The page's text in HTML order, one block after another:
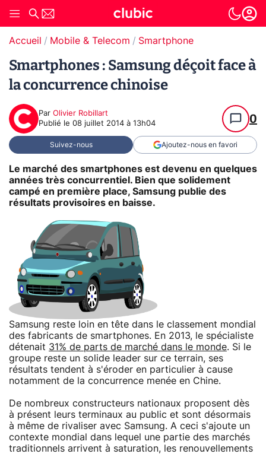
Accueil Mobile & Telecom Smartphone
Smartphones : Samsung déçoit face à
la concurrence chinoise
Par Olivier Robillart
Publié le 08 juillet 2014 à 13h04 0
Suivez-nous Ajoutez-nous en favori
Le marché des smartphones est devenu en quelques
années très concurrentiel. Bien que solidement
campé en première place, Samsung publie des
résultats provisoires en baisse.
Samsung reste loin en tête dans le classement mondial
des fabricants de smartphones. En 2013, le spécialiste
détenait 31% de parts de marché dans le monde. Si le
groupe reste un solide leader sur ce terrain, ses
résultats tendent à s'éroder en particulier à cause
notamment de la concurrence menée en Chine.
De nombreux constructeurs nationaux proposent dès
à présent leurs terminaux au public et sont désormais
à même de rivaliser avec Samsung. A ceci s'ajoute un
contexte mondial dans lequel une partie des marchés
traditionnels arrivent à saturation, les renouvellements